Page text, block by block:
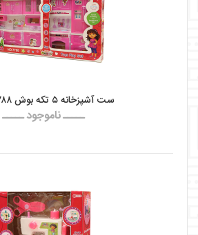
ست آشپزخانه ۵ تکه بوش ۷۷۸۸ دورا
ـــــ ناموجود ـــــ